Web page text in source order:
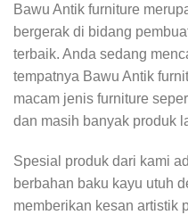
Bawu Antik furniture
bergerak di bidang
terbaik. Anda sedang
tempatnya Bawu Antik
macam jenis furniture
dan masih banyak produk
Spesial produk dari kami
berbahan baku kayu utuh
memberikan kesan artistik